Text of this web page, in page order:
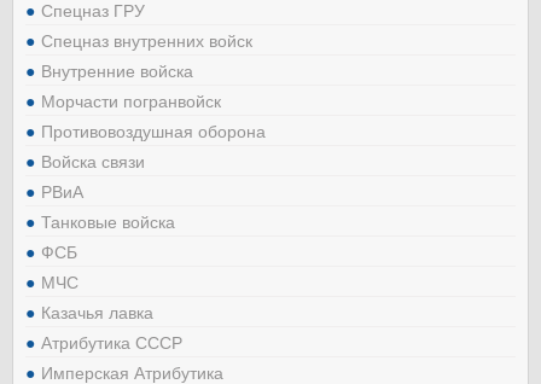
Спецназ ГРУ
Спецназ внутренних войск
Внутренние войска
Морчасти погранвойск
Противовоздушная оборона
Войска связи
РВиА
Танковые войска
ФСБ
МЧС
Казачья лавка
Атрибутика СССР
Имперская Атрибутика